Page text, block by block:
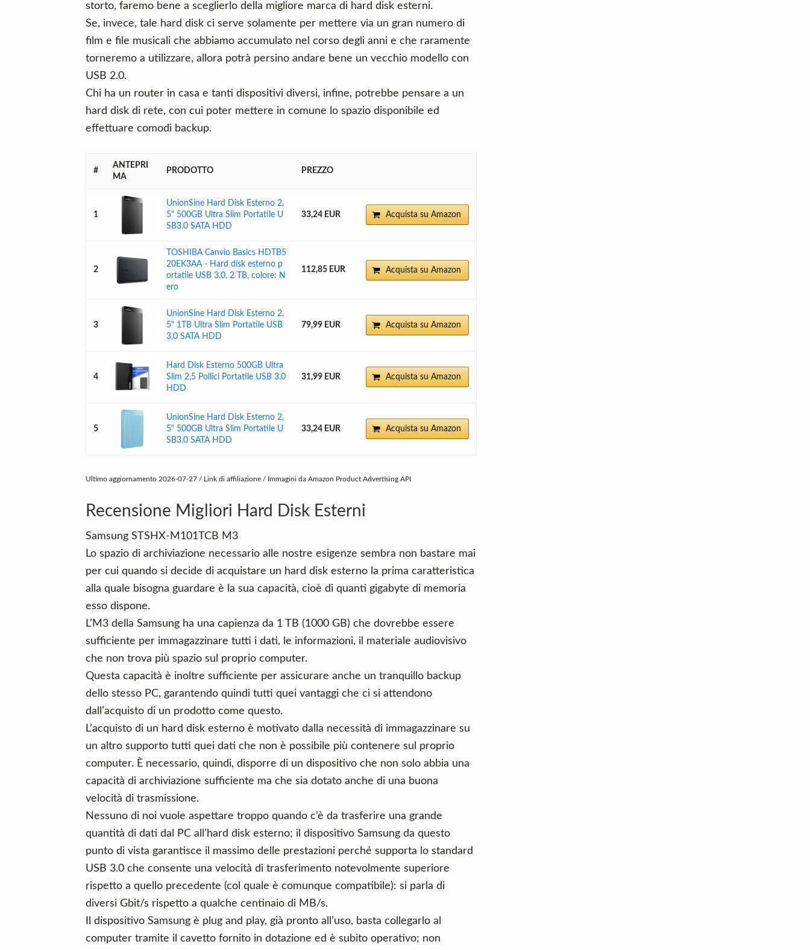
storto, faremo bene a sceglierlo della migliore marca di hard disk esterni.
Se, invece, tale hard disk ci serve solamente per mettere via un gran numero di
film e file musicali che abbiamo accumulato nel corso degli anni e che raramente
torneremo a utilizzare, allora potrà persino andare bene un vecchio modello con
USB 2.0.
Chi ha un router in casa e tanti dispositivi diversi, infine, potrebbe pensare a un
hard disk di rete, con cui poter mettere in comune lo spazio disponibile ed
effettuare comodi backup.
#
ANTEPRI
MA
PRODOTTO PREZZO
1
UnionSine Hard Disk Esterno 2,
5" 500GB Ultra Slim Portatile U
SB3.0 SATA HDD
33,24 EUR Acquista su Amazon
2
TOSHIBA Canvio Basics HDTB5
20EK3AA - Hard disk esterno p
ortatile USB 3.0, 2 TB, colore: N
ero
112,85 EUR Acquista su Amazon
3
UnionSine Hard Disk Esterno 2,
5" 1TB Ultra Slim Portatile USB
3.0 SATA HDD
79,99 EUR Acquista su Amazon
4
Hard Disk Esterno 500GB Ultra
Slim 2,5 Pollici Portatile USB 3.0
HDD
31,99 EUR Acquista su Amazon
5
UnionSine Hard Disk Esterno 2,
5" 500GB Ultra Slim Portatile U
SB3.0 SATA HDD
33,24 EUR Acquista su Amazon
Ultimo aggiornamento 2026-07-27 / Link di affiliazione / Immagini da Amazon Product Advertising API
Recensione Migliori Hard Disk Esterni
Samsung STSHX-M101TCB M3
Lo spazio di archiviazione necessario alle nostre esigenze sembra non bastare mai
per cui quando si decide di acquistare un hard disk esterno la prima caratteristica
alla quale bisogna guardare è la sua capacità, cioè di quanti gigabyte di memoria
esso dispone.
L’M3 della Samsung ha una capienza da 1 TB (1000 GB) che dovrebbe essere
sufficiente per immagazzinare tutti i dati, le informazioni, il materiale audiovisivo
che non trova più spazio sul proprio computer.
Questa capacità è inoltre sufficiente per assicurare anche un tranquillo backup
dello stesso PC, garantendo quindi tutti quei vantaggi che ci si attendono
dall’acquisto di un prodotto come questo.
L’acquisto di un hard disk esterno è motivato dalla necessità di immagazzinare su
un altro supporto tutti quei dati che non è possibile più contenere sul proprio
computer. È necessario, quindi, disporre di un dispositivo che non solo abbia una
capacità di archiviazione sufficiente ma che sia dotato anche di una buona
velocità di trasmissione.
Nessuno di noi vuole aspettare troppo quando c’è da trasferire una grande
quantità di dati dal PC all’hard disk esterno; il dispositivo Samsung da questo
punto di vista garantisce il massimo delle prestazioni perché supporta lo standard
USB 3.0 che consente una velocità di trasferimento notevolmente superiore
rispetto a quello precedente (col quale è comunque compatibile): si parla di
diversi Gbit/s rispetto a qualche centinaio di MB/s.
Il dispositivo Samsung è plug and play, già pronto all’uso, basta collegarlo al
computer tramite il cavetto fornito in dotazione ed è subito operativo; non